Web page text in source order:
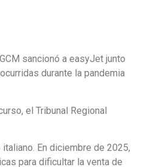
sancionó a easyJet junto
durante la pandemia
el Tribunal Regional
En diciembre de 2025,
para dificultar la venta de